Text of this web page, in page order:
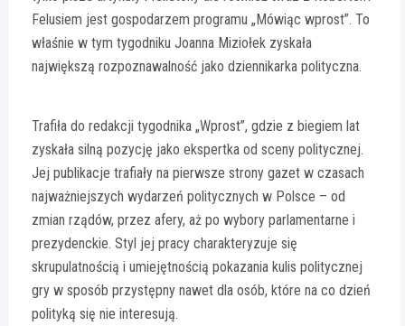
Felusiem jest gospodarzem programu „Mówiąc wprost”. To
właśnie w tym tygodniku Joanna Miziołek zyskała
największą rozpoznawalność jako dziennikarka polityczna.
Trafiła do redakcji tygodnika „Wprost”, gdzie z biegiem lat
zyskała silną pozycję jako ekspertka od sceny politycznej.
Jej publikacje trafiały na pierwsze strony gazet w czasach
najważniejszych wydarzeń politycznych w Polsce – od
zmian rządów, przez afery, aż po wybory parlamentarne i
prezydenckie. Styl jej pracy charakteryzuje się
skrupulatnością i umiejętnością pokazania kulis politycznej
gry w sposób przystępny nawet dla osób, które na co dzień
polityką się nie interesują.